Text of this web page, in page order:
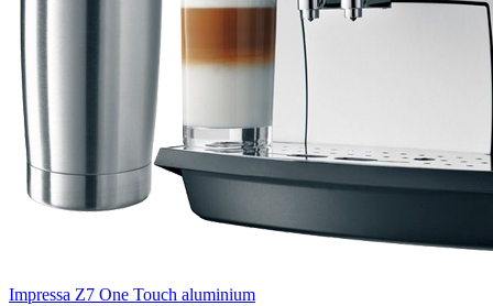
Impressa Z7 One Touch aluminium